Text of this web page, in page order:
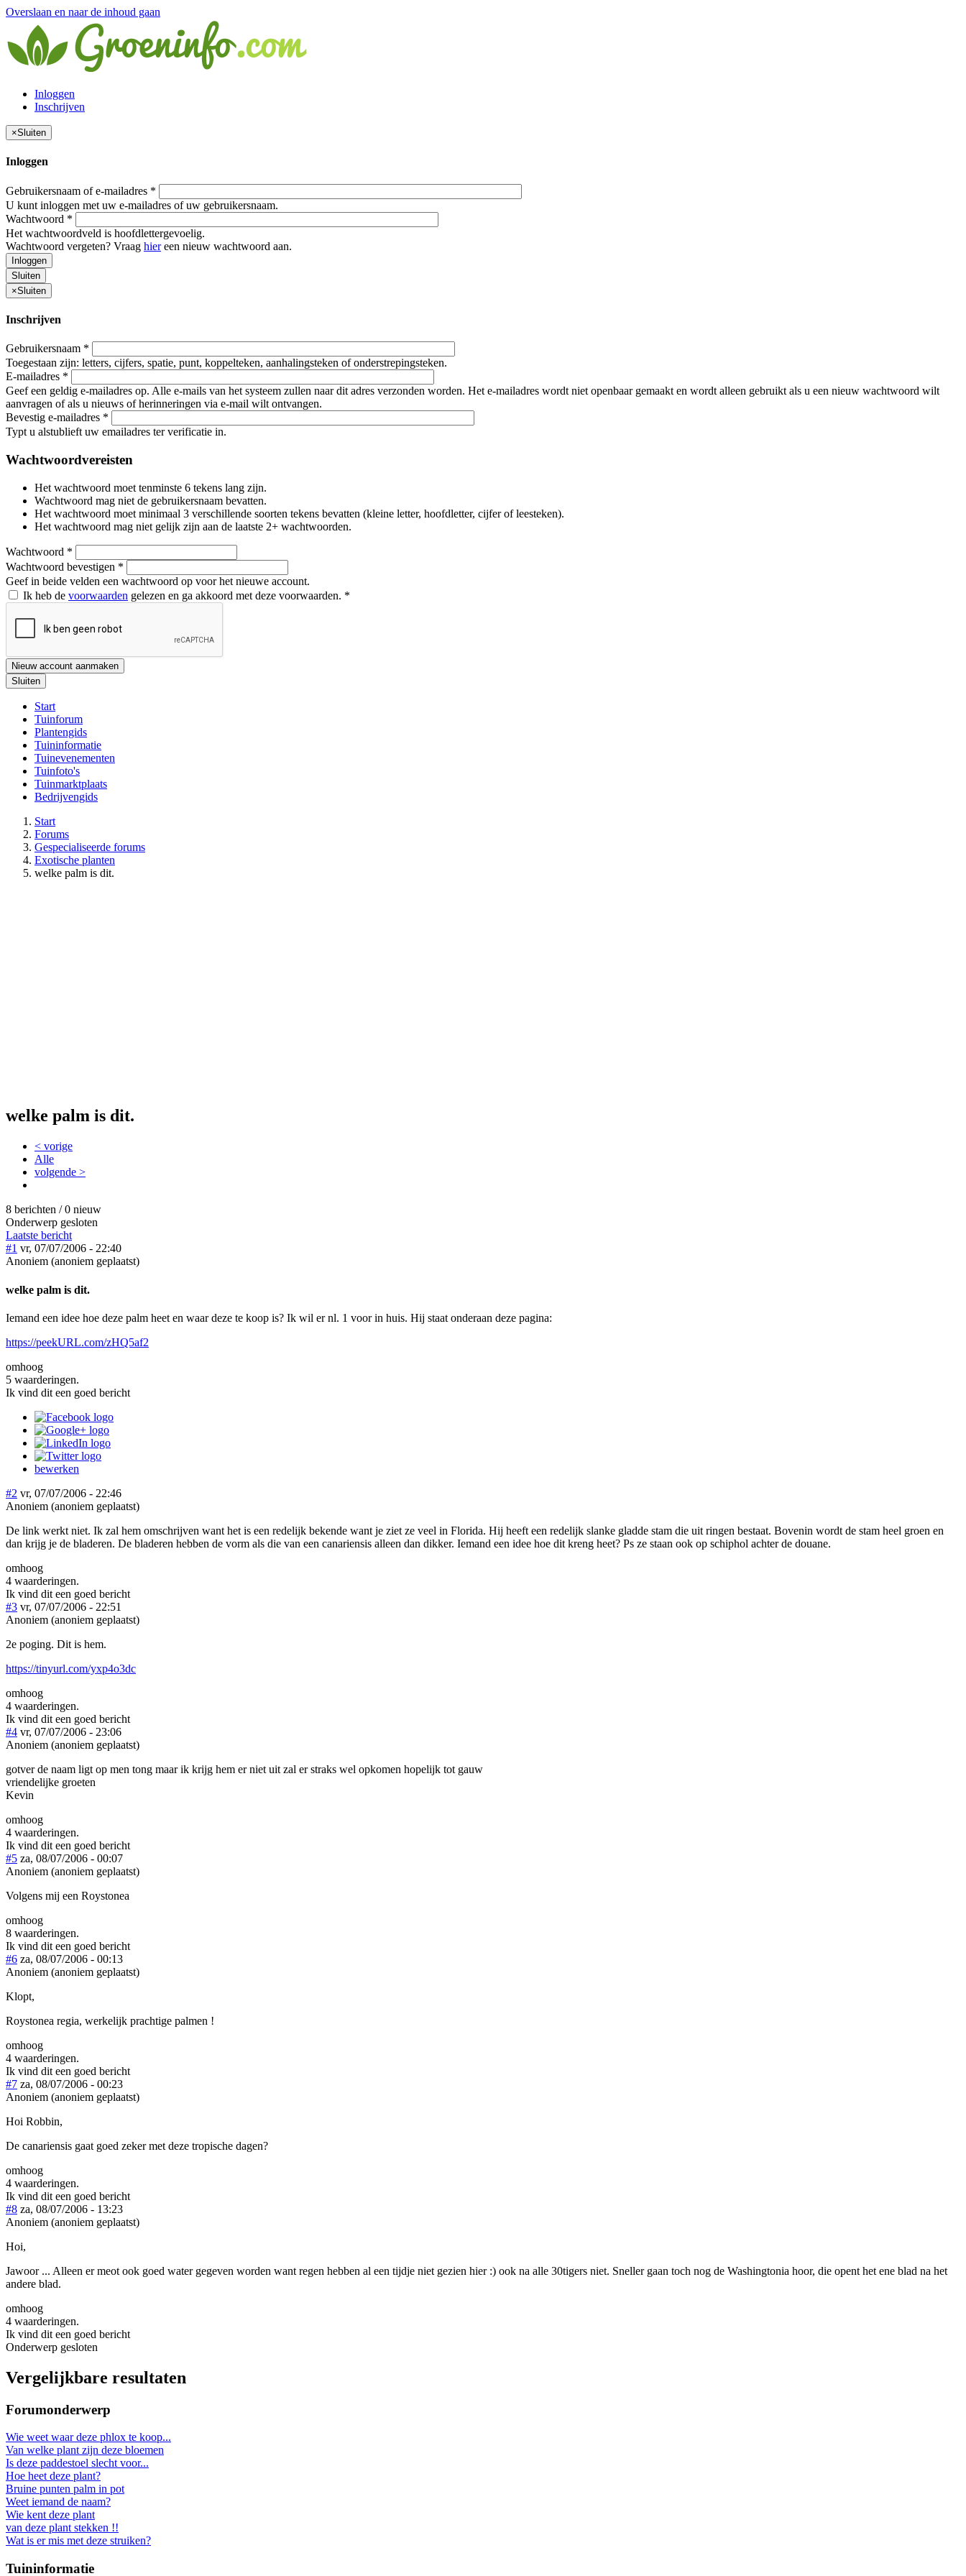
Overslaan en naar de inhoud gaan
Inloggen
Inschrijven
×Sluiten
Inloggen
Gebruikersnaam of e-mailadres *
U kunt inloggen met uw e-mailadres of uw gebruikersnaam.
Wachtwoord *
Het wachtwoordveld is hoofdlettergevoelig.
Wachtwoord vergeten? Vraag hiereen nieuw wachtwoord aan.
Inloggen
Sluiten
×Sluiten
Inschrijven
Gebruikersnaam *
Toegestaan zijn: letters, cijfers, spatie, punt, koppelteken, aanhalingsteken of onderstrepingsteken.
E-mailadres *
Geef een geldig e-mailadres op. Alle e-mails van het systeem zullen naar dit adres verzonden worden. Het e-mailadres wordt niet openbaar gemaakt en wordt alleen gebruikt als u een nieuw wachtwoord wilt
aanvragen of als u nieuws of herinneringen via e-mail wilt ontvangen.
Bevestig e-mailadres *
Typt u alstublieft uw emailadres ter verificatie in.
Wachtwoordvereisten
Het wachtwoord moet tenminste 6 tekens lang zijn.
Wachtwoord mag niet de gebruikersnaam bevatten.
Het wachtwoord moet minimaal 3 verschillende soorten tekens bevatten (kleine letter, hoofdletter, cijfer of leesteken).
Het wachtwoord mag niet gelijk zijn aan de laatste 2+ wachtwoorden.
Wachtwoord *
Wachtwoord bevestigen *
Geef in beide velden een wachtwoord op voor het nieuwe account.
Ik heb de voorwaarden gelezen en ga akkoord met deze voorwaarden. *
Nieuw account aanmaken
Sluiten
Start
Tuinforum
Plantengids
Tuininformatie
Tuinevenementen
Tuinfoto's
Tuinmarktplaats
Bedrijvengids
Start
Forums
Gespecialiseerde forums
Exotische planten
welke palm is dit.
welke palm is dit.
< vorige
Alle
volgende >
8 berichten / 0 nieuw
Onderwerp gesloten
Laatste bericht
#1 vr, 07/07/2006 - 22:40
Anoniem (anoniem geplaatst)
welke palm is dit.
Iemand een idee hoe deze palm heet en waar deze te koop is? Ik wil er nl. 1 voor in huis. Hij staat onderaan deze pagina:
https://peekURL.com/zHQ5af2
omhoog
5 waarderingen.
Ik vind dit een goed bericht
bewerken
#2 vr, 07/07/2006 - 22:46
Anoniem (anoniem geplaatst)
De link werkt niet. Ik zal hem omschrijven want het is een redelijk bekende want je ziet ze veel in Florida. Hij heeft een redelijk slanke gladde stam die uit ringen bestaat. Bovenin wordt de stam heel groen en
dan krijg je de bladeren. De bladeren hebben de vorm als die van een canariensis alleen dan dikker. Iemand een idee hoe dit kreng heet? Ps ze staan ook op schiphol achter de douane.
omhoog
4 waarderingen.
Ik vind dit een goed bericht
#3 vr, 07/07/2006 - 22:51
Anoniem (anoniem geplaatst)
2e poging. Dit is hem.
https://tinyurl.com/yxp4o3dc
omhoog
4 waarderingen.
Ik vind dit een goed bericht
#4 vr, 07/07/2006 - 23:06
Anoniem (anoniem geplaatst)
gotver de naam ligt op men tong maar ik krijg hem er niet uit zal er straks wel opkomen hopelijk tot gauw
vriendelijke groeten
Kevin
omhoog
4 waarderingen.
Ik vind dit een goed bericht
#5 za, 08/07/2006 - 00:07
Anoniem (anoniem geplaatst)
Volgens mij een Roystonea
omhoog
8 waarderingen.
Ik vind dit een goed bericht
#6 za, 08/07/2006 - 00:13
Anoniem (anoniem geplaatst)
Klopt,
Roystonea regia, werkelijk prachtige palmen !
omhoog
4 waarderingen.
Ik vind dit een goed bericht
#7 za, 08/07/2006 - 00:23
Anoniem (anoniem geplaatst)
Hoi Robbin,
De canariensis gaat goed zeker met deze tropische dagen?
omhoog
4 waarderingen.
Ik vind dit een goed bericht
#8 za, 08/07/2006 - 13:23
Anoniem (anoniem geplaatst)
Hoi,
Jawoor ... Alleen er meot ook goed water gegeven worden want regen hebben al een tijdje niet gezien hier :) ook na alle 30tigers niet. Sneller gaan toch nog de Washingtonia hoor, die opent het ene blad na het
andere blad.
omhoog
4 waarderingen.
Ik vind dit een goed bericht
Onderwerp gesloten
Vergelijkbare resultaten
Forumonderwerp
Wie weet waar deze phlox te koop...
Van welke plant zijn deze bloemen
Is deze paddestoel slecht voor...
Hoe heet deze plant?
Bruine punten palm in pot
Weet iemand de naam?
Wie kent deze plant
van deze plant stekken !!
Wat is er mis met deze struiken?
Tuininformatie